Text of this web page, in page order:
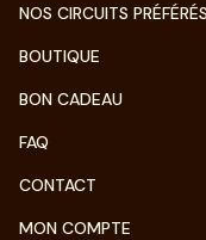
NOS CIRCUITS PRÉFÉRÉS
BOUTIQUE
BON CADEAU
FAQ
CONTACT
MON COMPTE